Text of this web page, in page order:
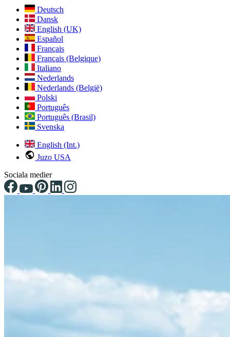
Deutsch
Dansk
English (UK)
Español
Français
Français (Belgique)
Italiano
Nederlands
Nederlands (België)
Polski
Português
Português (Brasil)
Svenska
English (Int.)
Juzo USA
Sociala medier